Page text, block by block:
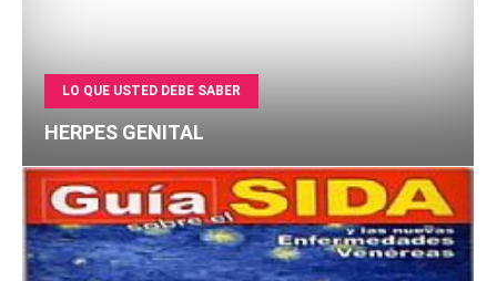
LO QUE USTED DEBE SABER
HERPES GENITAL